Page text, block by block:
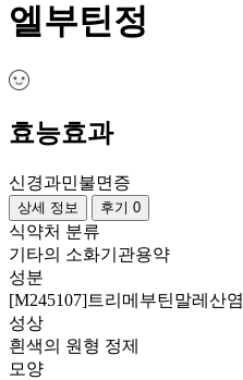
엘부틴정
효능효과
신경과민불면증
상세 정보 후기 0
식약처 분류
기타의 소화기관용약
성분
[M245107]트리메부틴말레산염
성상
흰색의 원형 정제
모양